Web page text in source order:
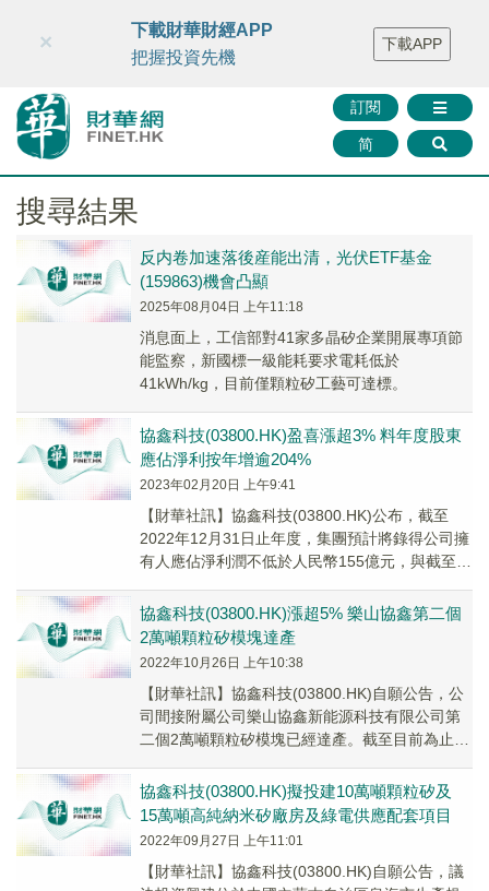
財華智庫網 FINTV FINMETA 財華證券 媒體矩陣
智庫沙龍
聯絡我們
訂閱
简
×
下載財華財經APP
把握投資先機
下載APP
搜尋結果
反内卷加速落後産能出清，光伏ETF基金
(159863)機會凸顯
2025年08月04日 上午11:18
消息面上，工信部對41家多晶矽企業開展專項節
能監察，新國標一級能耗要求電耗低於
41kWh/kg，目前僅顆粒矽工藝可達標。
協鑫科技(03800.HK)盈喜漲超3% 料年度股東
應佔淨利按年增逾204%
2023年02月20日 上午9:41
【財華社訊】協鑫科技(03800.HK)公布，截至
2022年12月31日止年度，集團預計將錄得公司擁
有人應佔淨利潤不低於人民幣155億元，與截至
協鑫科技(03800.HK)漲超5% 樂山協鑫第二個
2萬噸顆粒矽模塊達產
2022年10月26日 上午10:38
【財華社訊】協鑫科技(03800.HK)自願公告，公
司間接附屬公司樂山協鑫新能源科技有限公司第
二個2萬噸顆粒矽模塊已經達產。截至目前為止，
協鑫科技(03800.HK)擬投建10萬噸顆粒矽及
15萬噸高純納米矽廠房及綠電供應配套項目
2022年09月27日 上午11:01
【財華社訊】協鑫科技(03800.HK)自願公告，議